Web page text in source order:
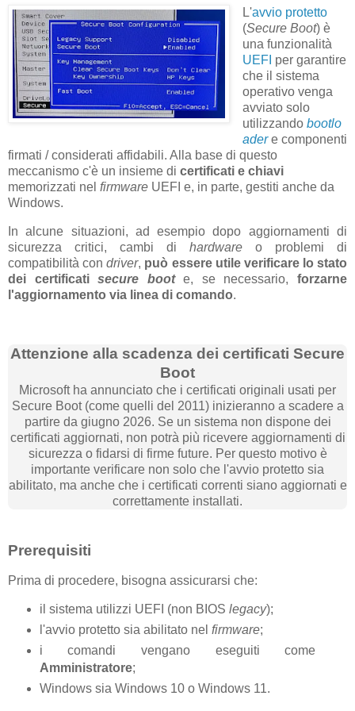
L'avvio protetto
(Secure Boot) è
una funzionalità
UEFI per garantire
che il sistema
operativo venga
avviato solo
utilizzando bootlo
adere componenti
firmati / considerati affidabili. Alla base di questo
meccanismo c'è un insieme di certificati e chiavi
memorizzati nel firmware UEFI e, in parte, gestiti anche da
Windows.
In alcune situazioni, ad esempio dopo aggiornamenti di
sicurezza critici, cambi di hardware o problemi di
compatibilità condriver, può essere utile verificare lo stato
dei certificatisecure boote, se necessario,forzarne
l'aggiornamento via linea di comando.
Attenzione alla scadenza dei certificati Secure
Boot
Microsoft ha annunciato che i certificati originali usati per
Secure Boot (come quelli del 2011) inizieranno a scadere a
partire da giugno 2026. Se un sistema non dispone dei
certificati aggiornati, non potrà più ricevere aggiornamenti di
sicurezza o fidarsi di firme future. Per questo motivo è
importante verificare non solo che l'avvio protetto sia
abilitato, ma anche che i certificati correnti siano aggiornati e
correttamente installati.
Prerequisiti
Prima di procedere, bisogna assicurarsi che:
il sistema utilizzi UEFI (non BIOS legacy);
l'avvio protetto sia abilitato nel firmware;
i comandi vengano eseguiti come
Amministratore;
Windows sia Windows 10 o Windows 11.